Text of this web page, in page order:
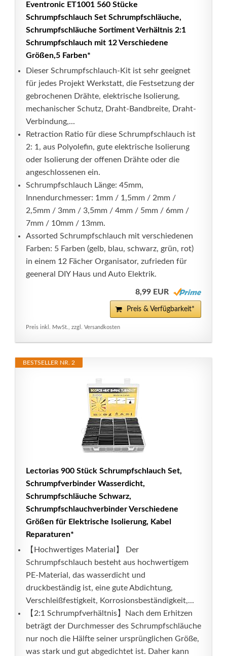
Eventronic ET1001 560 Stücke
Schrumpfschlauch Set Schrumpfschläuche,
Schrumpfschläuche Sortiment Verhältnis 2:1
Schrumpfschlauch mit 12 Verschiedene
Größen,5 Farben*
Dieser Schrumpfschlauch-Kit ist sehr geeignet
für jedes Projekt Werkstatt, die Festsetzung der
gebrochenen Drähte, elektrische Isolierung,
mechanischer Schutz, Draht-Bandbreite, Draht-
Verbindung,...
Retraction Ratio für diese Schrumpfschlauch ist
2: 1, aus Polyolefin, gute elektrische Isolierung
oder Isolierung der offenen Drähte oder die
angeschlossenen ein.
Schrumpfschlauch Länge: 45mm,
Innendurchmesser: 1mm / 1,5mm / 2mm /
2,5mm / 3mm / 3,5mm / 4mm / 5mm / 6mm /
7mm / 10mm / 13mm.
Assorted Schrumpfschlauch mit verschiedenen
Farben: 5 Farben (gelb, blau, schwarz, grün, rot)
in einem 12 Fächer Organisator, zufrieden für
geeneral DIY Haus und Auto Elektrik.
8,99 EUR
Preis & Verfügbarkeit*
Preis inkl. MwSt., zzgl. Versandkosten
BESTSELLER NR. 2
Lectorias 900 Stück Schrumpfschlauch Set,
Schrumpfverbinder Wasserdicht,
Schrumpfschläuche Schwarz,
Schrumpfschlauchverbinder Verschiedene
Größen für Elektrische Isolierung, Kabel
Reparaturen*
【Hochwertiges Material】 Der
Schrumpfschlauch besteht aus hochwertigem
PE-Material, das wasserdicht und
druckbeständig ist, eine gute Abdichtung,
Verschleißfestigkeit, Korrosionsbeständigkeit,...
【2:1 Schrumpfverhältnis】Nach dem Erhitzen
beträgt der Durchmesser des Schrumpfschläuche
nur noch die Hälfte seiner ursprünglichen Größe,
was stark und gut abgedichtet ist. Daher kann